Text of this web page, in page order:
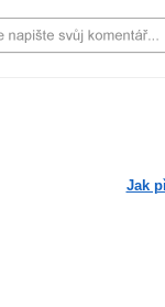
Jak